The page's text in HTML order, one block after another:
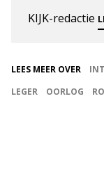
KIJK-redactie
LEES MEER OVER
LEGER
OORLOG